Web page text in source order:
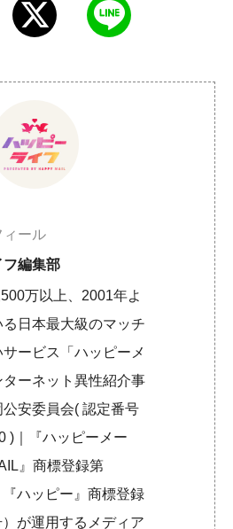
ィール
フ編集部
万以上、2001年よ
る日本最大級のマッチ
ービス「ハッピーメ
ーネット異性紹介事
安委員会( 認定番号
)｜『ハッピーメー
』商標登録第
ハッピー』商標登録
が運用するメディア